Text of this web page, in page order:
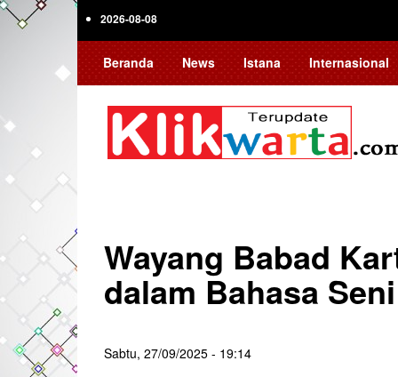
Skip
2026-08-08
Beranda News Istana Internasional
Wayang Babad
dalam Bahasa
Sabtu, 27/09/2025 - 19:14